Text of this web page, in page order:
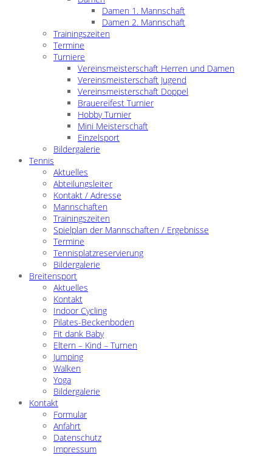
Damen 1. Mannschaft
Damen 2. Mannschaft
Trainingszeiten
Termine
Turniere
Vereinsmeisterschaft Herren und Damen
Vereinsmeisterschaft Jugend
Vereinsmeisterschaft Doppel
Brauereifest Turnier
Hobby Turnier
Mini Meisterschaft
Einzelsport
Bildergalerie
Tennis
Aktuelles
Abteilungsleiter
Kontakt / Adresse
Mannschaften
Trainingszeiten
Spielplan der Mannschaften / Ergebnisse
Termine
Tennisplatzreservierung
Bildergalerie
Breitensport
Aktuelles
Kontakt
Indoor Cycling
Pilates-Beckenboden
Fit dank Baby
Eltern – Kind – Turnen
Jumping
Walken
Yoga
Bildergalerie
Kontakt
Formular
Anfahrt
Datenschutz
Impressum